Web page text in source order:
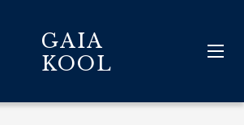
GAIA
KOOL